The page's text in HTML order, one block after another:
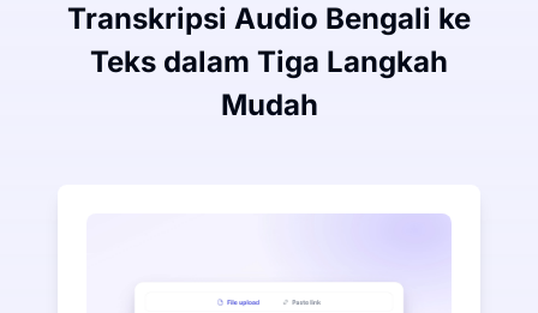
Transkripsi Audio Bengali ke
Teks dalam Tiga Langkah
Mudah